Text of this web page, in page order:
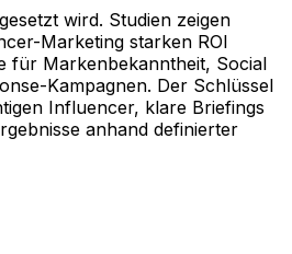
wird. Studien zeigen
Marketing starken ROI
für Markenbekanntheit, Social
Kampagnen. Der Schlüssel
Influencer, klare Briefings
anhand definierter